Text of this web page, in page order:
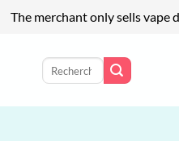
The merchant only sells vape
Recherche
pour :